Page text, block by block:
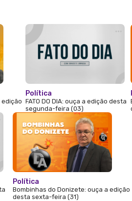
edição
Política
FATO DO DIA: ouça a edição desta
segunda-feira (03)
Política
Bombinhas do Donizete: ouça a edição
desta sexta-feira (31)